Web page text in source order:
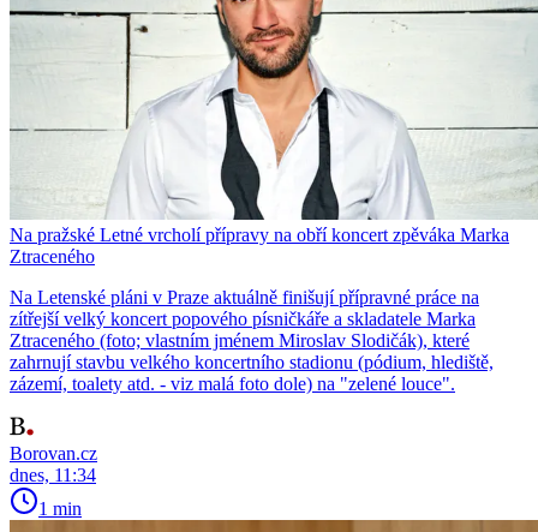
Na pražské Letné vrcholí přípravy na obří koncert zpěváka Marka
Ztraceného
Na Letenské pláni v Praze aktuálně finišují přípravné práce na
zítřejší velký koncert popového písničkáře a skladatele Marka
Ztraceného (foto; vlastním jménem Miroslav Slodičák), které
zahrnují stavbu velkého koncertního stadionu (pódium, hlediště,
zázemí, toalety atd. - viz malá foto dole) na "zelené louce".
Borovan.cz
dnes, 11:34
1 min